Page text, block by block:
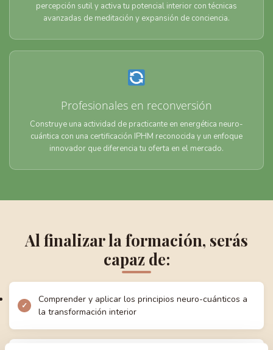
percepción sutil y activa tu potencial interior con técnicas
avanzadas de meditación y expansión de conciencia.
Profesionales en reconversión
Construye una actividad de practicante en energética neuro-
cuántica con una certificación IPHM reconocida y un enfoque
innovador que diferencia tu oferta en el mercado.
Al finalizar la formación, serás
capaz de:
Comprender y aplicar los principios neuro-cuánticos a
la transformación interior